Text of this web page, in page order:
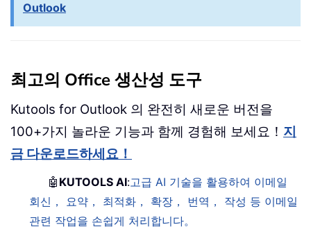
Outlook
최고의 Office 생산성 도구
Kutools for Outlook 의 완전히 새로운 버전을
100+가지 놀라운 기능과 함께 경험해 보세요！ 지
금 다운로드하세요！
🤖 KUTOOLS AI:고급 AI 기술을 활용하여 이메일
회신， 요약， 최적화， 확장， 번역， 작성 등 이메일
관련 작업을 손쉽게 처리합니다。